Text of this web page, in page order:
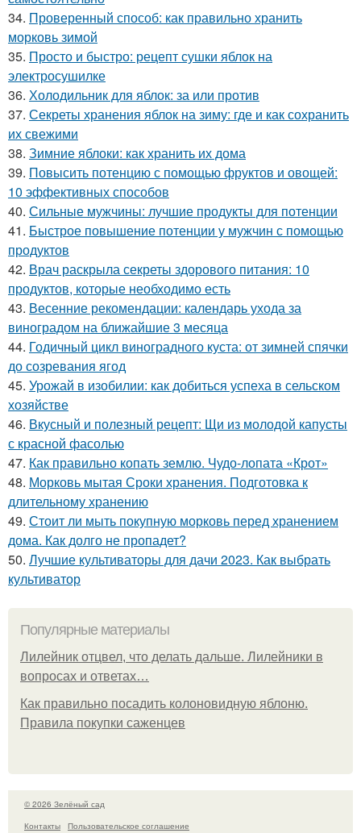
34. Проверенный способ: как правильно хранить
морковь зимой
35. Просто и быстро: рецепт сушки яблок на
электросушилке
36. Холодильник для яблок: за или против
37. Секреты хранения яблок на зиму: где и как сохранить
их свежими
38. Зимние яблоки: как хранить их дома
39. Повысить потенцию с помощью фруктов и овощей:
10 эффективных способов
40. Сильные мужчины: лучшие продукты для потенции
41. Быстрое повышение потенции у мужчин с помощью
продуктов
42. Врач раскрыла секреты здорового питания: 10
продуктов, которые необходимо есть
43. Весенние рекомендации: календарь ухода за
виноградом на ближайшие 3 месяца
44. Годичный цикл виноградного куста: от зимней спячки
до созревания ягод
45. Урожай в изобилии: как добиться успеха в сельском
хозяйстве
46. Вкусный и полезный рецепт: Щи из молодой капусты
с красной фасолью
47. Как правильно копать землю. Чудо-лопата «Крот»
48. Морковь мытая Сроки хранения. Подготовка к
длительному хранению
49. Стоит ли мыть покупную морковь перед хранением
дома. Как долго не пропадет?
50. Лучшие культиваторы для дачи 2023. Как выбрать
культиватор
Популярные материалы
Лилейник отцвел, что делать дальше. Лилейники в
вопросах и ответах…
Как правильно посадить колоновидную яблоню.
Правила покупки саженцев
© 2026 Зелёный сад
Контакты
Пользовательское соглашение